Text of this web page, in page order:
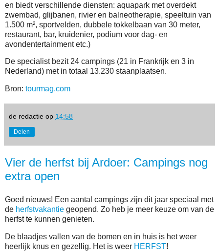
en biedt verschillende diensten: aquapark met overdekt
zwembad, glijbanen, rivier en balneotherapie, speeltuin van
1.500 m², sportvelden, dubbele tokkelbaan van 30 meter,
restaurant, bar, kruidenier, podium voor dag- en
avondentertainment etc.)
De specialist bezit 24 campings (21 in Frankrijk en 3 in
Nederland) met in totaal 13.230 staanplaatsen.
Bron: tourmag.com
de redactie op 14:58
Delen
Vier de herfst bij Ardoer: Campings nog
extra open
Goed nieuws! Een aantal campings zijn dit jaar speciaal met
de herfstvakantie geopend. Zo heb je meer keuze om van de
herfst te kunnen genieten.
De blaadjes vallen van de bomen en in huis is het weer
heerlijk knus en gezellig. Het is weer HERFST!